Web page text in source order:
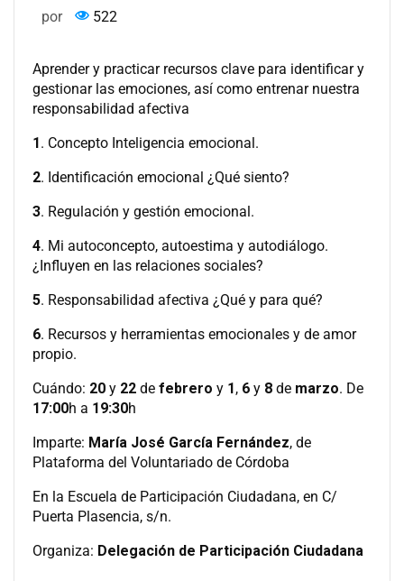
por 522
Aprender y practicar recursos clave para identificar y
gestionar las emociones, así como entrenar nuestra
responsabilidad afectiva
1. Concepto Inteligencia emocional.
2. Identificación emocional ¿Qué siento?
3. Regulación y gestión emocional.
4. Mi autoconcepto, autoestima y autodiálogo.
¿Influyen en las relaciones sociales?
5. Responsabilidad afectiva ¿Qué y para qué?
6. Recursos y herramientas emocionales y de amor
propio.
Cuándo: 20 y 22 de febrero y 1, 6 y 8 de marzo. De
17:00h a 19:30h
Imparte: María José García Fernández, de
Plataforma del Voluntariado de Córdoba
En la Escuela de Participación Ciudadana, en C/
Puerta Plasencia, s/n.
Organiza: Delegación de Participación Ciudadana